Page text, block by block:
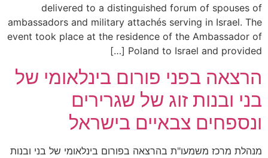
delivered to a distinguished forum of spouses
ambassadors and military attachés serving in Israel.
event took place at the residence of the Ambassador
Poland to Israel and provided
בפני פורום בינלאומי של
ובנות זוג של שגרירים
צבאיים בישראל
מרכז משמעו"ת בהרצאה בפורום בינלאומי של בני ובנות